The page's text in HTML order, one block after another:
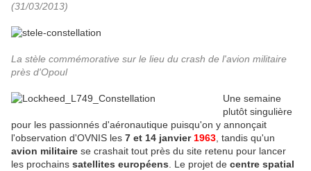
(31/03/2013)
La stèle commémorative sur le lieu du crash de l'avion militaire
près d'Opoul
Une semaine
plutôt singulière
pour les passionnés d'aéronautique puisqu'on y annonçait
l'observation d'OVNIS les 7 et 14 janvier 1963 , tandis qu'un
avion militaire se crashait tout près du site retenu pour lancer
les prochains satellites européens . Le projet de centre spatial